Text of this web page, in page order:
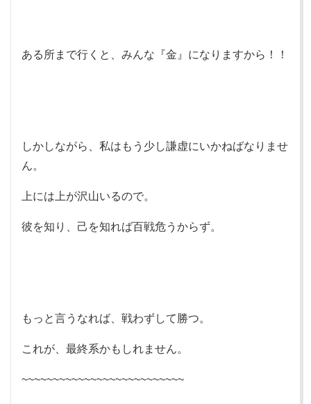
ある所まで行くと、みんな『金』になりますから！！
しかしながら、私はもう少し謙虚にいかねばなりませ
ん。
上には上が沢山いるので。
彼を知り、己を知れば百戦危うからず。
もっと言うなれば、戦わずして勝つ。
これが、最終系かもしれません。
~~~~~~~~~~~~~~~~~~~~~~~~~~